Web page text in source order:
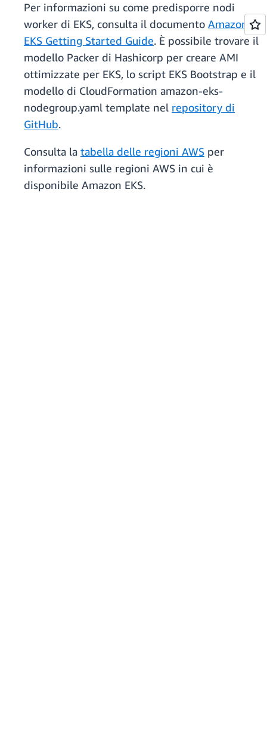
Per informazioni su come predisporre nodi
worker di EKS, consulta il documento Amazon
EKS Getting Started Guide. È possibile trovare il
modello Packer di Hashicorp per creare AMI
ottimizzate per EKS, lo script EKS Bootstrap e il
modello di CloudFormation amazon-eks-
nodegroup.yaml template nel repository di
GitHub.
Consulta la tabella delle regioni AWS per
informazioni sulle regioni AWS in cui è
disponibile Amazon EKS.